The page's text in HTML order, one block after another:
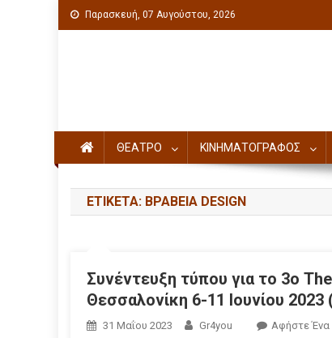
Παρασκευή, 07 Αυγούστου, 2026
ΘΕΑΤΡΟ ΚΙΝΗΜΑΤΟΓΡΑΦΟΣ
ΕΤΙΚΈΤΑ: ΒΡΑΒΕΊΑ DESIGN
Συνέντευξη τύπου για το 3ο
Θεσσαλονίκη 6-11 Ιουνίου
31 Μαΐου 2023 Gr4you Αφήστε Ένα